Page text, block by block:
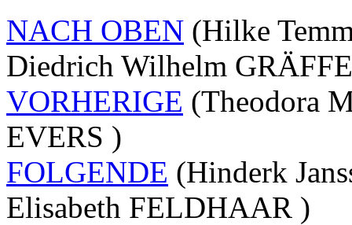
NACH OBEN (Hilke
Diedrich Wilhelm
VORHERIGE (Theodora
EVERS )
FOLGENDE (Hinderk
Elisabeth FELDHAAR )